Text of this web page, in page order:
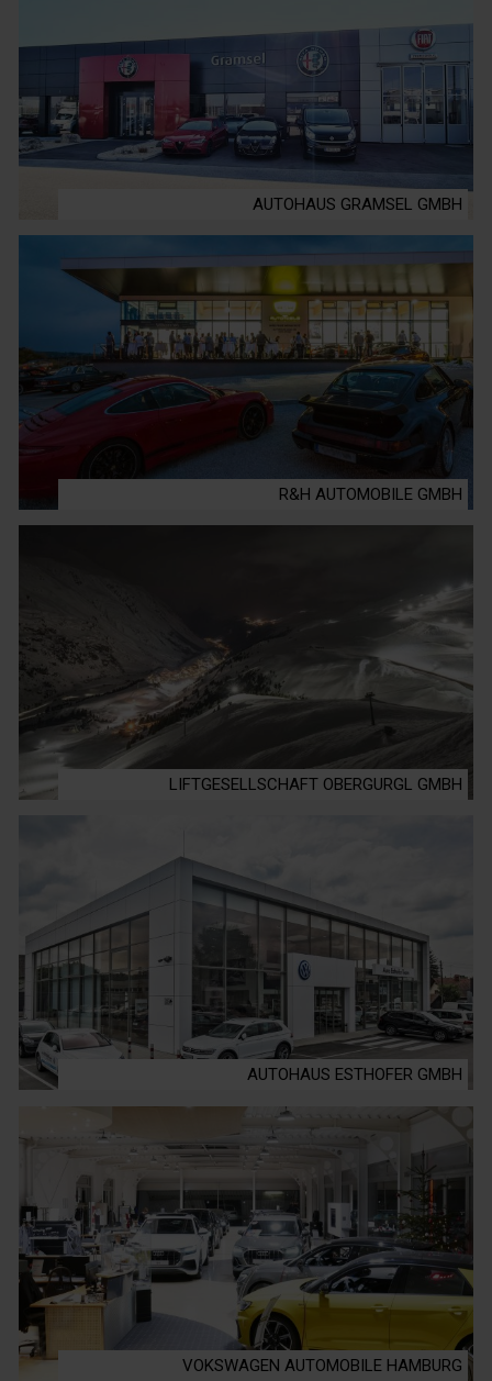
AUTOHAUS GRAMSEL GMBH
R&H AUTOMOBILE GMBH
LIFTGESELLSCHAFT OBERGURGL GMBH
AUTOHAUS ESTHOFER GMBH
VOKSWAGEN AUTOMOBILE HAMBURG